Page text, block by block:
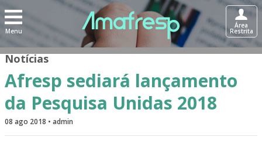
Menu
Área
Restrita
Notícias
Afresp sediará lançamento
da Pesquisa Unidas 2018
08 ago 2018 • admin